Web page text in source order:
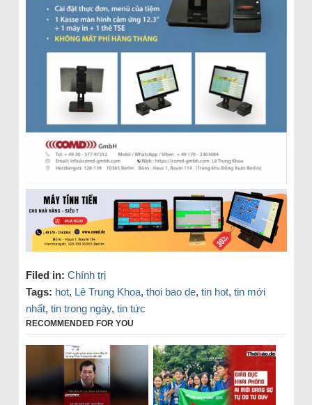
Filed in: Chính trị
Tags: hot, Lê Trung Khoa, thoi bao de, tin hot, tin mới
nhất, tin trong ngày, tin tức
RECOMMENDED FOR YOU